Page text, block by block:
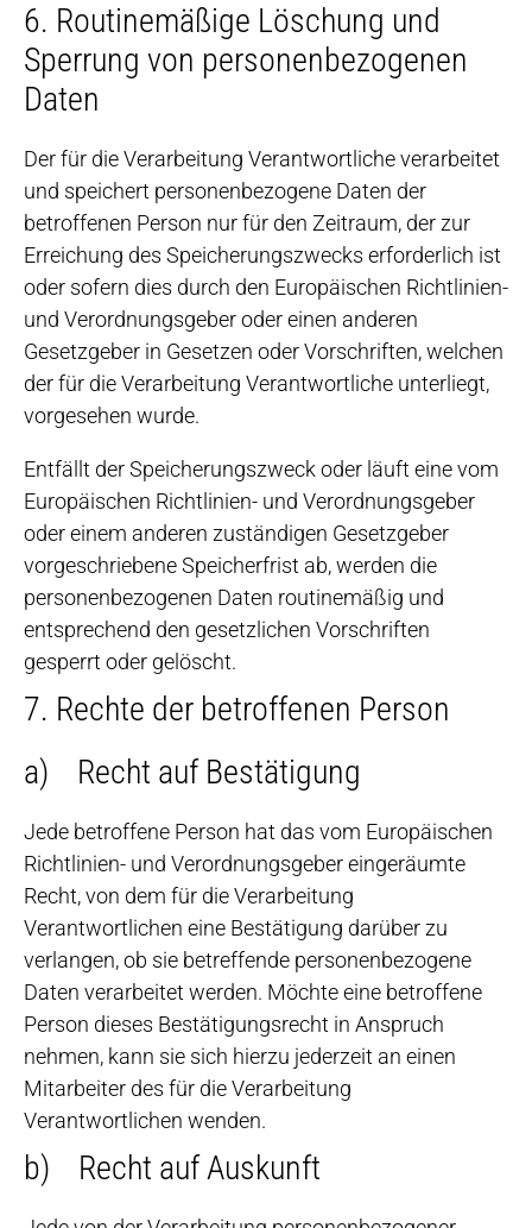
6. Routinemäßige Löschung und
Sperrung von personenbezogenen
Daten
Der für die Verarbeitung Verantwortliche verarbeitet
und speichert personenbezogene Daten der
betroffenen Person nur für den Zeitraum, der zur
Erreichung des Speicherungszwecks erforderlich ist
oder sofern dies durch den Europäischen Richtlinien-
und Verordnungsgeber oder einen anderen
Gesetzgeber in Gesetzen oder Vorschriften, welchen
der für die Verarbeitung Verantwortliche unterliegt,
vorgesehen wurde.
Entfällt der Speicherungszweck oder läuft eine vom
Europäischen Richtlinien- und Verordnungsgeber
oder einem anderen zuständigen Gesetzgeber
vorgeschriebene Speicherfrist ab, werden die
personenbezogenen Daten routinemäßig und
entsprechend den gesetzlichen Vorschriften
gesperrt oder gelöscht.
7. Rechte der betroffenen Person
a) Recht auf Bestätigung
Jede betroffene Person hat das vom Europäischen
Richtlinien- und Verordnungsgeber eingeräumte
Recht, von dem für die Verarbeitung
Verantwortlichen eine Bestätigung darüber zu
verlangen, ob sie betreffende personenbezogene
Daten verarbeitet werden. Möchte eine betroffene
Person dieses Bestätigungsrecht in Anspruch
nehmen, kann sie sich hierzu jederzeit an einen
Mitarbeiter des für die Verarbeitung
Verantwortlichen wenden.
b) Recht auf Auskunft